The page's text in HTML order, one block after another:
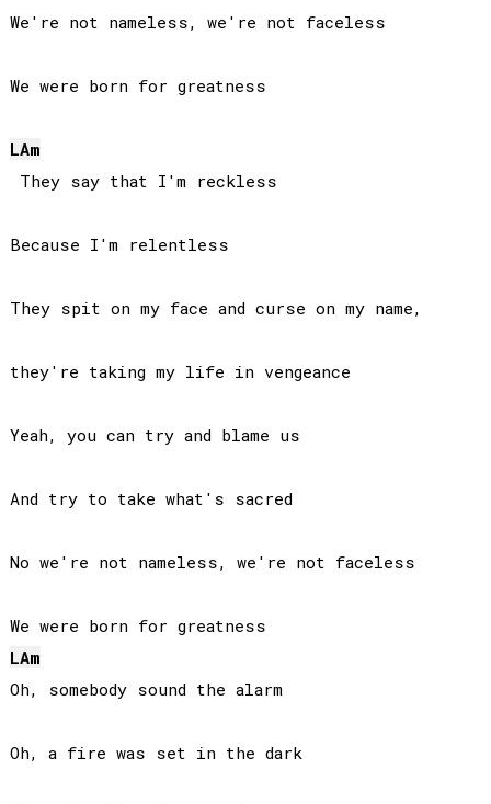
We're not nameless, we're not faceless
We were born for greatness
LAm
They say that I'm reckless
Because I'm relentless
They spit on my face and curse on my name,
they're taking my life in vengeance
Yeah, you can try and blame us
And try to take what's sacred
No we're not nameless, we're not faceless
LAm
Oh, somebody sound the alarm
Oh, a fire was set in the dark